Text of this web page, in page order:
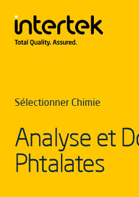
Sélectionner Chimie
Analyse et
Phtalates